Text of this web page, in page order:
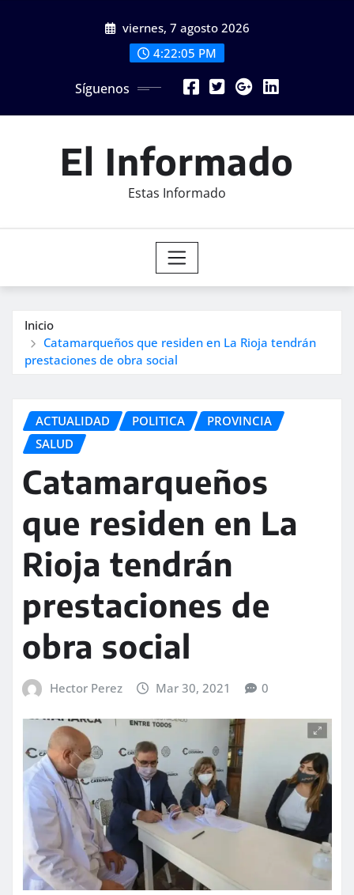
viernes, 7 agosto 2026
4:22:07 PM
Síguenos
El Informado
Estas Informado
Inicio
Catamarqueños que residen en La Rioja tendrán
prestaciones de obra social
ACTUALIDAD POLITICA
PROVINCIA
SALUD
Catamarqueños
que residen en La
Rioja tendrán
prestaciones de
obra social
Hector Perez Mar 30, 2021 0